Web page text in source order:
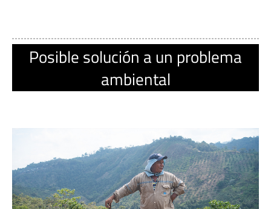
Posible solución a un problema
ambiental